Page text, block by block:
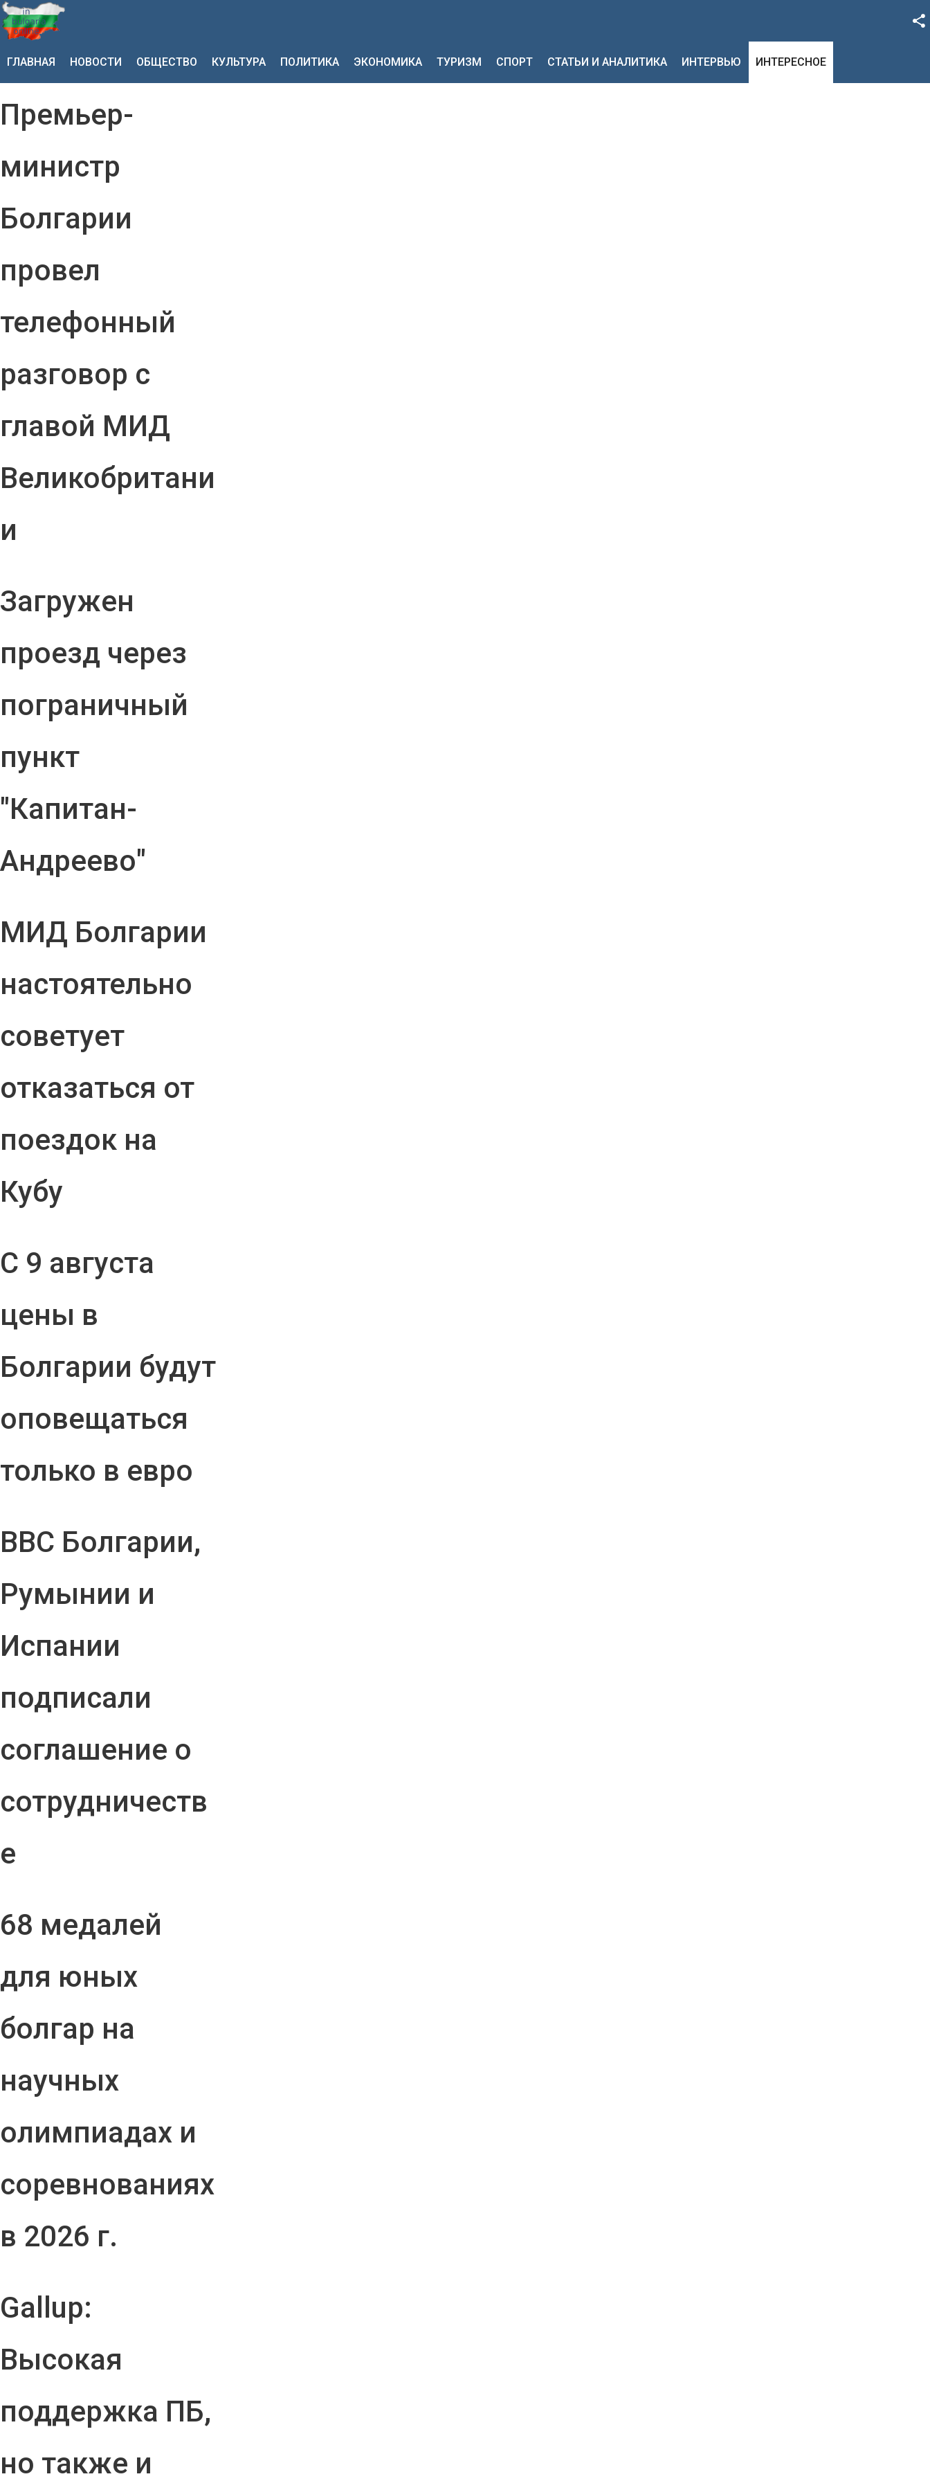
Google+
ГЛАВНАЯ НОВОСТИ ОБЩЕСТВО КУЛЬТУРА ПОЛИТИКА ЭКОНОМИКА ТУРИЗМ СПОРТ СТАТЬИ И АНАЛИТИКА ИНТЕРВЬЮ ИНТЕРЕСНОЕ
Премьер-
министр
Болгарии
провел
телефонный
разговор с
главой МИД
Великобритани
и
Загружен
проезд через
пограничный
пункт
"Капитан-
Андреево"
МИД Болгарии
настоятельно
советует
отказаться от
поездок на
Кубу
С 9 августа
цены в
Болгарии будут
оповещаться
только в евро
ВВС Болгарии,
Румынии и
Испании
подписали
соглашение о
сотрудничеств
е
68 медалей
для юных
болгар на
научных
олимпиадах и
соревнованиях
в 2026 г.
Gallup:
Высокая
поддержка ПБ,
но также и